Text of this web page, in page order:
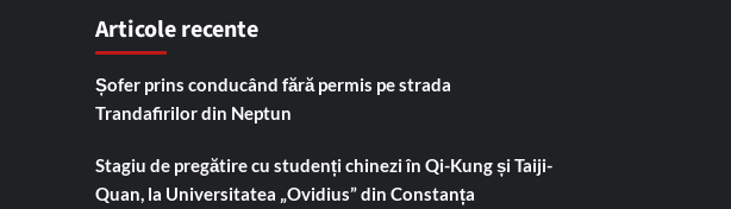
Articole recente
Șofer prins conducând fără permis pe strada
Trandafirilor din Neptun
Stagiu de pregătire cu studenți chinezi în Qi-Kung și Taiji-
Quan, la Universitatea „Ovidius” din Constanța